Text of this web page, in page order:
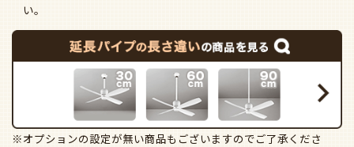
い。
※オプションの設定が無い商品もございますのでご了承くださ